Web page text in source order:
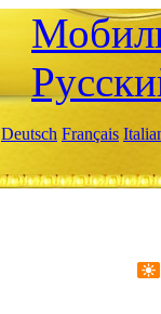
Deutsch Français